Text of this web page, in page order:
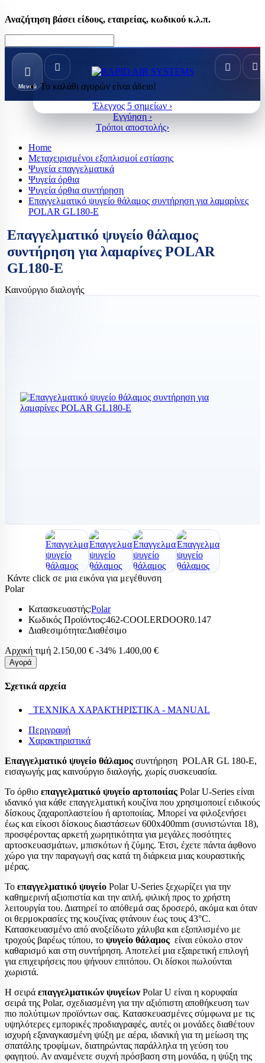
Αναζήτηση βάσει είδους, εταιρείας, κωδικού κ.λ.π.
Μενού Το καλάθι αγορών είναι άδειο!
Έλεγχος 5 σημείων ›
Εγγύηση ›
Τρόποι αποστολής›
Home
Μεταχειρισμένοι εξοπλισμοί εστίασης
Ψυγεία επαγγελματικά
Ψυγεία όρθια
Ψυγεία όρθια συντήρηση
Επαγγελματικό ψυγείο θάλαμος συντήρηση για λαμαρίνες
POLAR GL180-E
Επαγγελματικό ψυγείο θάλαμος
συντήρηση για λαμαρίνες POLAR
GL180-E
Καινούργιο διαλογής
Κάντε click σε μια εικόνα για μεγέθυνση
Polar
Κατασκευαστής:Polar
Κωδικός Προϊόντος:462-COOLERDOOR0.147
Διαθεσιμότητα:Διαθέσιμο
Αρχική τιμή 2.150,00 € -34% 1.400,00 €
Αγορά
Σχετικά αρχεία
ΤΕΧΝΙΚΑ ΧΑΡΑΚΤΗΡΙΣΤΙΚΑ - MANUAL
Περιγραφή
Χαρακτηριστικά
Επαγγελματικό ψυγείο θάλαμος συντήρηση POLAR GL 180-E,
εισαγωγής μας καινούργιο διαλογής, χωρίς συσκευασία.
Το όρθιο επαγγελματικό ψυγείο αρτοποιίας Polar U-Series είναι
ιδανικό για κάθε επαγγελματική κουζίνα που χρησιμοποιεί ειδικούς
δίσκους ζαχαροπλαστείου ή αρτοποιίας. Μπορεί να φιλοξενήσει
έως και είκοσι δίσκους διαστάσεων 600x400mm (συνιστώνται 18),
προσφέροντας αρκετή χωρητικότητα για μεγάλες ποσότητες
αρτοσκευασμάτων, μπισκότων ή ζύμης. Έτσι, έχετε πάντα άφθονο
χώρο για την παραγωγή σας κατά τη διάρκεια μιας κουραστικής
μέρας.
Το επαγγελματικό ψυγείο Polar U-Series ξεχωρίζει για την
καθημερινή αξιοπιστία και την απλή, φιλική προς το χρήστη
λειτουργία του. Διατηρεί το απόθεμά σας δροσερό, ακόμα και όταν
οι θερμοκρασίες της κουζίνας φτάνουν έως τους 43°C.
Κατασκευασμένο από ανοξείδωτο χάλυβα και εξοπλισμένο με
τροχούς βαρέως τύπου, το ψυγείο θάλαμος είναι εύκολο στον
καθαρισμό και στη συντήρηση. Αποτελεί μια εξαιρετική επιλογή
για επιχειρήσεις που ψήνουν επιτόπου. Οι δίσκοι πωλούνται
χωριστά.
Η σειρά επαγγελματικών ψυγείων Polar U είναι η κορυφαία
σειρά της Polar, σχεδιασμένη για την αξιόπιστη αποθήκευση των
πιο πολύτιμων προϊόντων σας. Κατασκευασμένες σύμφωνα με τις
υψηλότερες εμπορικές προδιαγραφές, αυτές οι μονάδες διαθέτουν
ισχυρή εξαναγκασμένη ψύξη με αέρα, ιδανική για τη μείωση της
σπατάλης τροφίμων, διατηρώντας παράλληλα τη γεύση του
φαγητού. Αν αναμένετε συχνή πρόσβαση στη μονάδα, η ψύξη της